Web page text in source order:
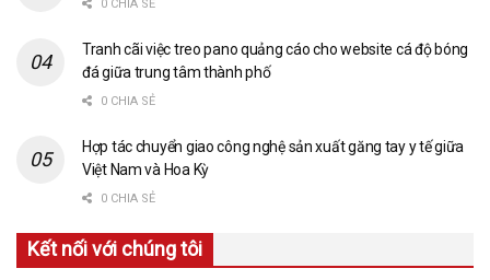
0 CHIA SẺ
Tranh cãi việc treo pano quảng cáo cho website cá độ bóng
đá giữa trung tâm thành phố
0 CHIA SẺ
Hợp tác chuyển giao công nghệ sản xuất găng tay y tế giữa
Việt Nam và Hoa Kỳ
0 CHIA SẺ
Kết nối với chúng tôi